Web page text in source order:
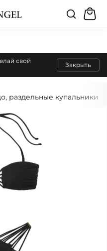
свой
Закрыть
раздельные купальники